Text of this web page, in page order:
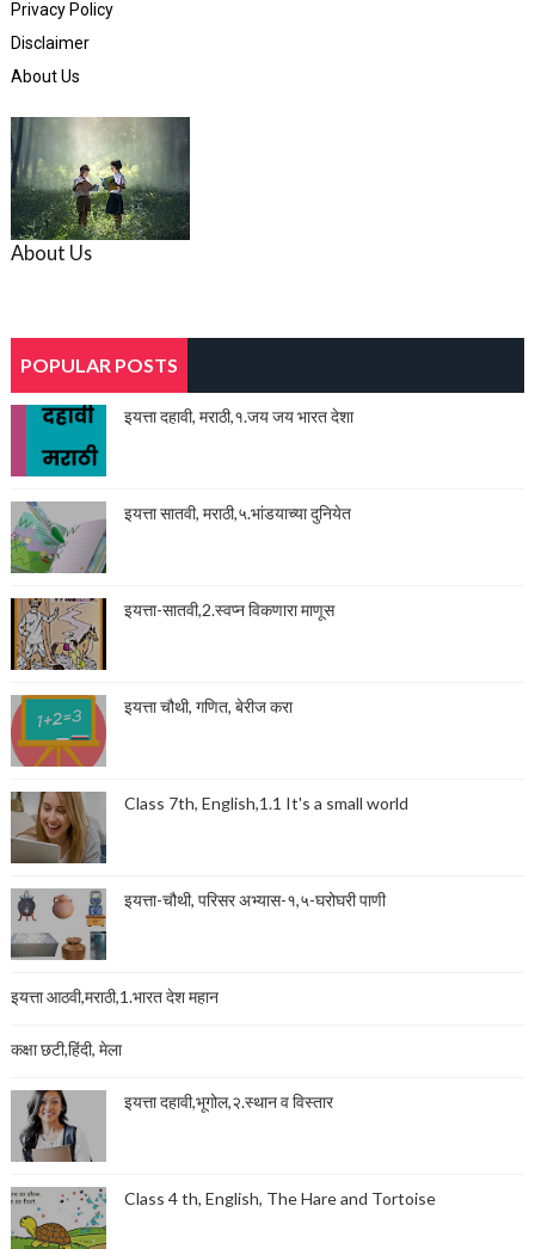
Privacy Policy
Disclaimer
About Us
About Us
POPULAR POSTS
इयत्ता दहावी, मराठी,१.जय जय भारत देशा
इयत्ता सातवी, मराठी,५.भांडयाच्या दुनियेत
इयत्ता-सातवी,2.स्वप्न विकणारा माणूस
इयत्ता चौथी, गणित, बेरीज करा
Class 7th, English,1.1 It's a small world
इयत्ता-चौथी, परिसर अभ्यास-१,५-घरोघरी पाणी
इयत्ता आठवी,मराठी,1.भारत देश महान
कक्षा छटी,हिंदी, मेला
इयत्ता दहावी,भूगोल,२.स्थान व विस्तार
Class 4 th, English, The Hare and Tortoise